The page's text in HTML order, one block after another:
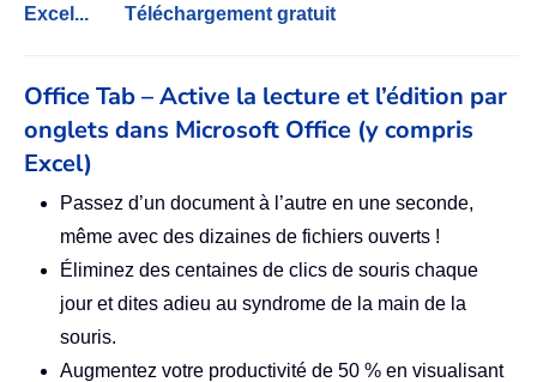
Excel...
Téléchargement gratuit
Office Tab – Active la lecture et l’édition par
onglets dans Microsoft Office (y compris
Excel)
Passez d’un document à l’autre en une seconde,
même avec des dizaines de fichiers ouverts !
Éliminez des centaines de clics de souris chaque
jour et dites adieu au syndrome de la main de la
souris.
Augmentez votre productivité de 50 % en visualisant